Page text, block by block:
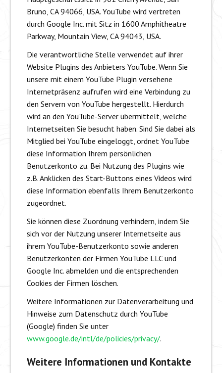
Bruno, CA 94066, USA. YouTube wird vertreten
durch Google Inc. mit Sitz in 1600 Amphitheatre
Parkway, Mountain View, CA 94043, USA.
Die verantwortliche Stelle verwendet auf ihrer
Website Plugins des Anbieters YouTube. Wenn Sie
unsere mit einem YouTube Plugin versehene
Internetpräsenz aufrufen wird eine Verbindung zu
den Servern von YouTube hergestellt. Hierdurch
wird an den YouTube-Server übermittelt, welche
Internetseiten Sie besucht haben. Sind Sie dabei als
Mitglied bei YouTube eingeloggt, ordnet YouTube
diese Information Ihrem persönlichen
Benutzerkonto zu. Bei Nutzung des Plugins wie
z.B. Anklicken des Start-Buttons eines Videos wird
diese Information ebenfalls Ihrem Benutzerkonto
zugeordnet.
Sie können diese Zuordnung verhindern, indem Sie
sich vor der Nutzung unserer Internetseite aus
ihrem YouTube-Benutzerkonto sowie anderen
Benutzerkonten der Firmen YouTube LLC und
Google Inc. abmelden und die entsprechenden
Cookies der Firmen löschen.
Weitere Informationen zur Datenverarbeitung und
Hinweise zum Datenschutz durch YouTube
(Google) finden Sie unter
www.google.de/intl/de/policies/privacy/.
Weitere Informationen und Kontakte